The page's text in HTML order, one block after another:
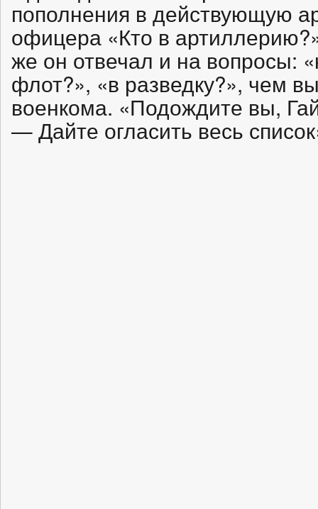
пополнения в действующую
офицера «Кто в
же он отвечал и на вопросы:
флот?», «в разведку?», чем
военкома. «Подождите вы,
— Дайте огласить весь